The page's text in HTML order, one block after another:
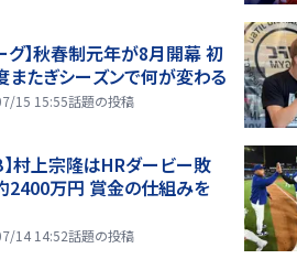
グ】秋春制元年が8月開幕 初
またぎシーズンで何が変わる
15 15:55話題の投稿
】村上宗隆はHRダービー敗
2400万円 賞金の仕組みを
14 14:52話題の投稿